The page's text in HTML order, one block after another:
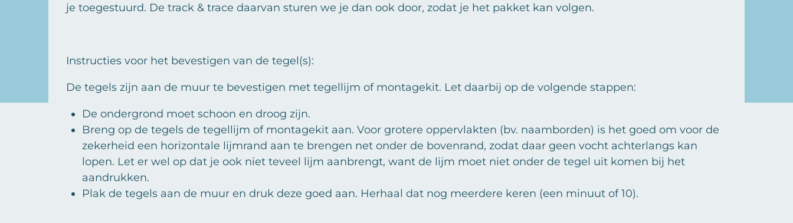
je toegestuurd. De track & trace daarvan sturen we je dan ook door, zodat je het pakket kan volgen.
Instructies voor het bevestigen van de tegel(s):
De tegels zijn aan de muur te bevestigen met tegellijm of montagekit. Let daarbij op de volgende stappen:
De ondergrond moet schoon en droog zijn.
Breng op de tegels de tegellijm of montagekit aan. Voor grotere oppervlakten (bv. naamborden) is het goed om voor de
zekerheid een horizontale lijmrand aan te brengen net onder de bovenrand, zodat daar geen vocht achterlangs kan
lopen. Let er wel op dat je ook niet teveel lijm aanbrengt, want de lijm moet niet onder de tegel uit komen bij het
aandrukken.
Plak de tegels aan de muur en druk deze goed aan. Herhaal dat nog meerdere keren (een minuut of 10).